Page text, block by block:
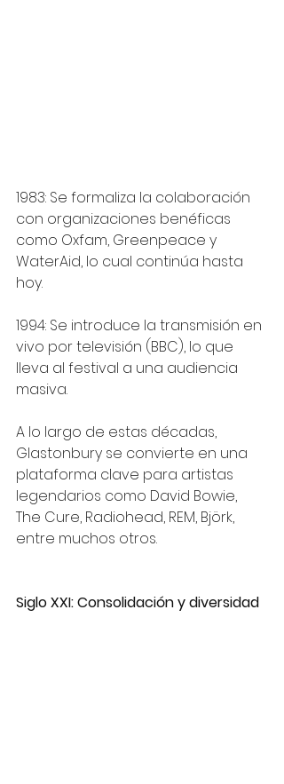
1983: Se formaliza la colaboración
con organizaciones benéficas
como Oxfam, Greenpeace y
WaterAid, lo cual continúa hasta
hoy.
1994: Se introduce la transmisión en
vivo por televisión (BBC), lo que
lleva al festival a una audiencia
masiva.
A lo largo de estas décadas,
Glastonbury se convierte en una
plataforma clave para artistas
legendarios como David Bowie,
The Cure, Radiohead, REM, Björk,
entre muchos otros.
Siglo XXI: Consolidación y diversidad